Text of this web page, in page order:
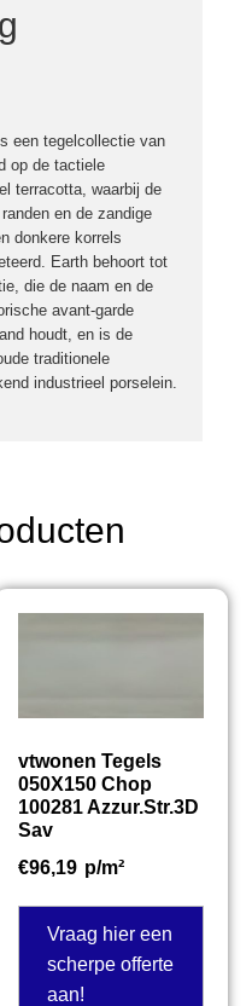
een tegelcollectie van
op de tactiele
terracotta, waarbij de
en de zandige
donkere korrels
Earth behoort tot
die de naam en de
avant-garde
houdt, en is de
traditionele
industrieel porselein.
vtwonen Tegels
050X150 Chop
100281 Azzur.Str.3D
Sav
€96,19 p/m²
Vraag hier een
scherpe offerte
aan!